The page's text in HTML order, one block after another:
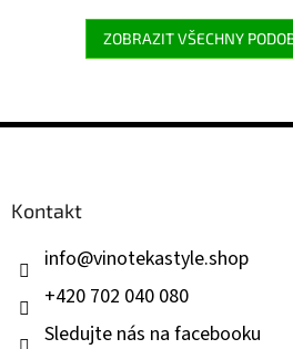
ZOBRAZIT VŠECHNY
Z
Kontakt
info@vinotekastyle.shop
+420 702 040 080
Sledujte nás na facebooku